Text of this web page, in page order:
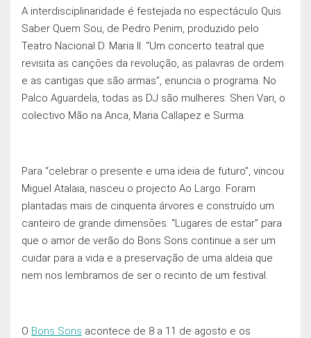
A interdisciplinaridade é festejada no espectáculo Quis
Saber Quem Sou, de Pedro Penim, produzido pelo
Teatro Nacional D. Maria II. “Um concerto teatral que
revisita as cançōes da revolução, as palavras de ordem
e as cantigas que são armas”, enuncia o programa. No
Palco Aguardela, todas as DJ são mulheres: Sheri Vari, o
colectivo Mão na Anca, Maria Callapez e Surma.
Para “celebrar o presente e uma ideia de futuro”, vincou
Miguel Atalaia, nasceu o projecto Ao Largo. Foram
plantadas mais de cinquenta árvores e construído um
canteiro de grande dimensōes. “Lugares de estar” para
que o amor de verão do Bons Sons continue a ser um
cuidar para a vida e a preservação de uma aldeia que
nem nos lembramos de ser o recinto de um festival.
O Bons Sons acontece de 8 a 11 de agosto e os